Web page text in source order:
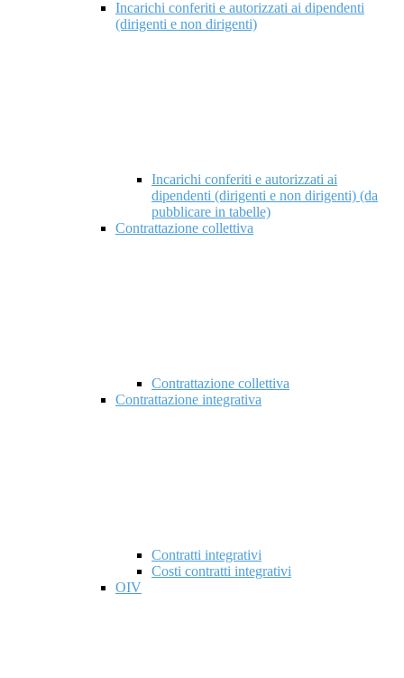
Incarichi conferiti e autorizzati ai dipendenti
(dirigenti e non dirigenti)
Incarichi conferiti e autorizzati ai
dipendenti (dirigenti e non dirigenti) (da
pubblicare in tabelle)
Contrattazione collettiva
Contrattazione collettiva
Contrattazione integrativa
Contratti integrativi
Costi contratti integrativi
OIV